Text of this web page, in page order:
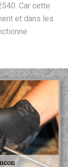
Car cette
et dans les